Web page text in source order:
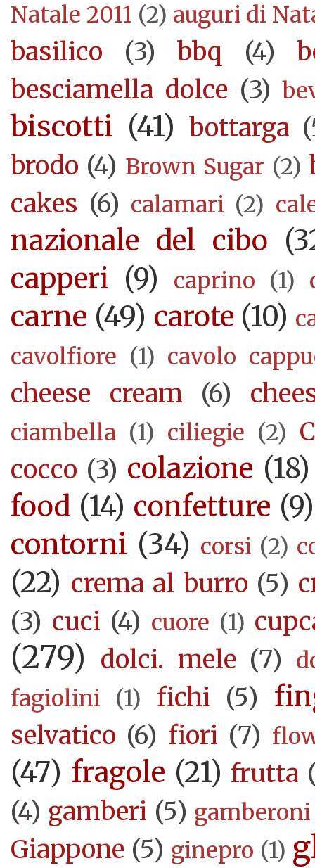
Natale 2011 (2) auguri di
basilico (3) bbq (4)
besciamella dolce (3)
biscotti (41) bottarga
brodo (4) Brown Sugar (2)
cakes (6) calamari (2)
nazionale del cibo
capperi (9) caprino (1)
carne (49) carote (10)
cavolfiore (1) cavolo
cheese cream (6)
ciambella (1) ciliegie (2)
cocco (3) colazione (18)
food (14) confetture (9)
contorni (34) corsi (2)
(22) crema al burro (5)
(3) cuci (4) cuore (1)
(279) dolci. mele (7)
fagiolini (1) fichi (5)
selvatico (6) fiori (7)
(47) fragole (21) frutta
(4) gamberi (5) gamberoni
Giappone (5) ginepro (1)